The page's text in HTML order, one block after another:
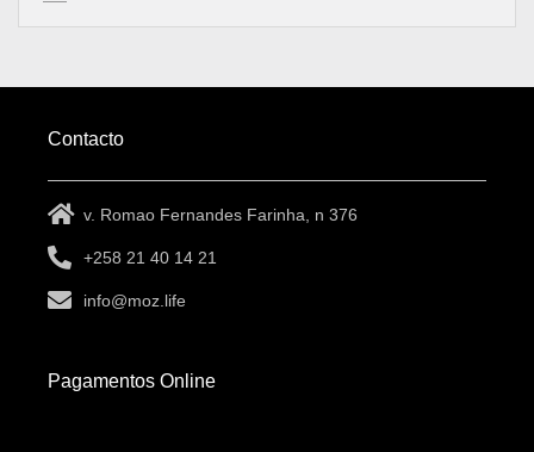
Contacto
v. Romao Fernandes Farinha, n 376
+258 21 40 14 21
info@moz.life
Pagamentos Online